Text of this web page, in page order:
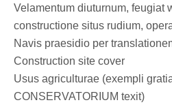
Velamentum diuturnum, feugiat
constructione situs rudium,
Navis praesidio per
Construction site cover
Usus agriculturae (exempli
CONSERVATORIUM texit)